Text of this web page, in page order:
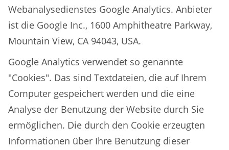
Webanalysedienstes Google Analytics. Anbieter
ist die Google Inc., 1600 Amphitheatre Parkway,
Mountain View, CA 94043, USA.
Google Analytics verwendet so genannte
"Cookies". Das sind Textdateien, die auf Ihrem
Computer gespeichert werden und die eine
Analyse der Benutzung der Website durch Sie
ermöglichen. Die durch den Cookie erzeugten
Informationen über Ihre Benutzung dieser